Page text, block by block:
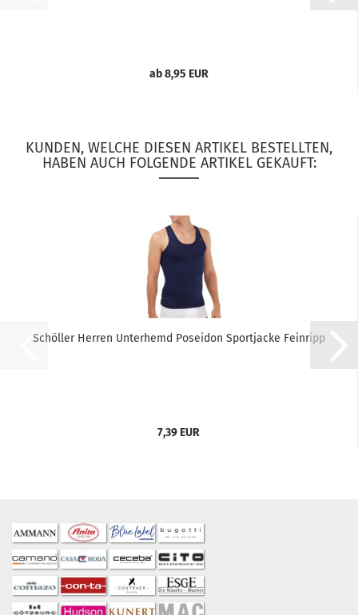
ab 8,95 EUR
KUNDEN, WELCHE DIESEN ARTIKEL BESTELLTEN,
HABEN AUCH FOLGENDE ARTIKEL GEKAUFT:
Schöller Herren Unterhemd Poseidon Sportjacke Feinripp
7,39 EUR